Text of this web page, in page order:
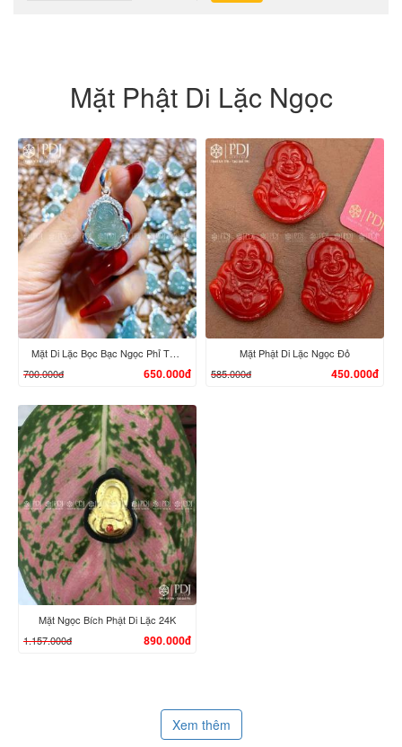
Mặt Phật Di Lặc Ngọc
XEM CHI TIẾT
Mặt Di Lặc Bọc Bạc Ngọc Phỉ Thúy
700.000đ
650.000đ
Mặt Phật Di Lặc Ngọc Đỏ
585.000đ
450.000đ
Mặt Ngọc Bích Phật Di Lặc 24K
1.157.000đ
890.000đ
Xem thêm